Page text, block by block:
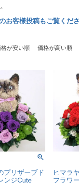
お客様投稿もご覧くだ
が安い順 価格が高い順
プリザーブド
ンジCute
ヒマラ
フラワ